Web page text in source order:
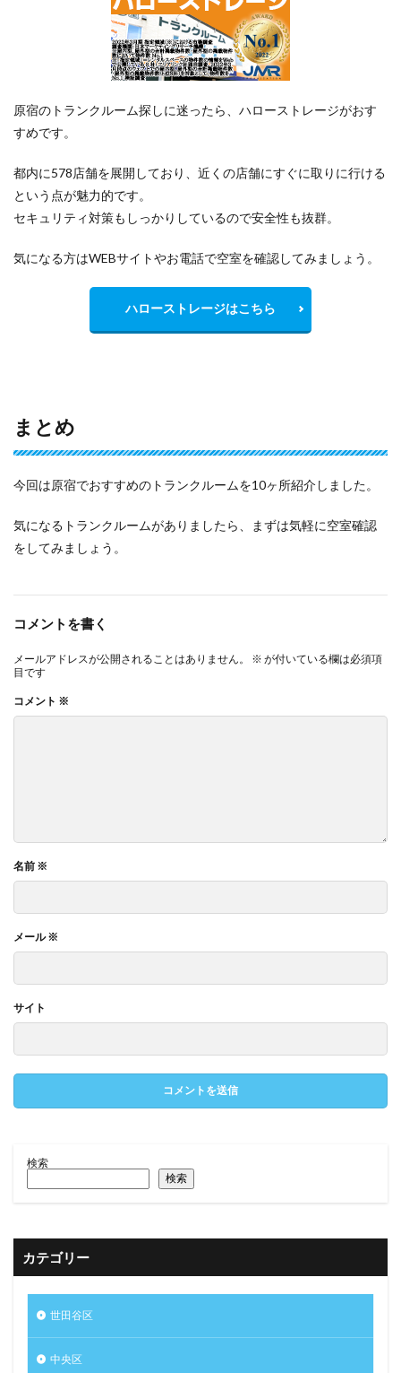
原宿のトランクルーム探しに迷ったら、ハローストレージがおす
すめです。
都内に578店舗を展開しており、近くの店舗にすぐに取りに行ける
という点が魅力的です。
セキュリティ対策もしっかりしているので安全性も抜群。
気になる方はWEBサイトやお電話で空室を確認してみましょう。
ハローストレージはこちら
まとめ
今回は原宿でおすすめのトランクルームを10ヶ所紹介しました。
気になるトランクルームがありましたら、まずは気軽に空室確認
をしてみましょう。
コメントを書く
メールアドレスが公開されることはありません。 ※ が付いている欄は必須項
目です
コメント ※
名前 ※
メール※
サイト
検索
検索
カテゴリー
世田谷区
中央区